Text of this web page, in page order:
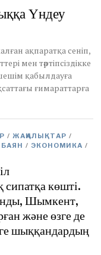
Үндеу
ақпаратқа сеніп,
мен тәртіпсіздікке
қабылдауға
ғимараттарға
/ ЖАҢАЛЫҚТАР /
/ ЭКОНОМИКА /
көшті.
Шымкент,
және өзге де
шыққандардың